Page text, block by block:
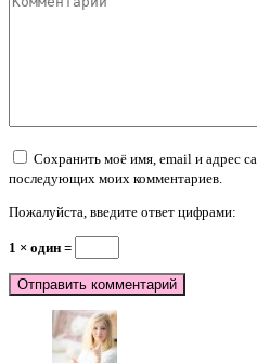
Сохранить моё имя, email и адрес
последующих моих комментариев.
Пожалуйста, введите ответ цифрами:
1 × один =